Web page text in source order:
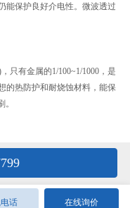
能保护良好介电性。微波透过
良好
只有金属的1/100~1/1000，是
的热防护和耐烧蚀材料，能保
话 在线询价